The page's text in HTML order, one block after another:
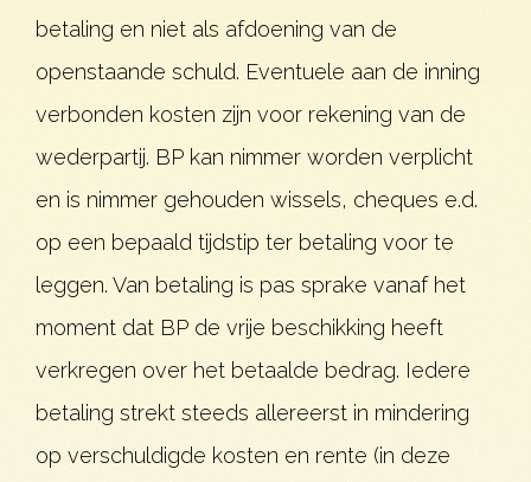
betaling en niet als afdoening van de
openstaande schuld. Eventuele aan de inning
verbonden kosten zijn voor rekening van de
wederpartij. BP kan nimmer worden verplicht
en is nimmer gehouden wissels, cheques e.d.
op een bepaald tijdstip ter betaling voor te
leggen. Van betaling is pas sprake vanaf het
moment dat BP de vrije beschikking heeft
verkregen over het betaalde bedrag. Iedere
betaling strekt steeds allereerst in mindering
op verschuldigde kosten en rente (in deze